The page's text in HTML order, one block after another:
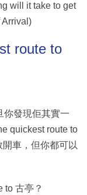
will it take to get
Arrival)
route to
你發現佢其實一
quickest route to
開車，但你都可以
to 古亭？